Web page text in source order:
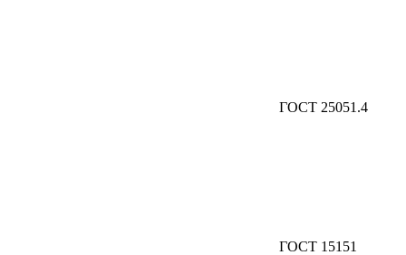
ГОСТ 25051.4
ГОСТ 15151